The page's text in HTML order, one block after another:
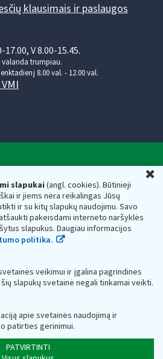
slapukai(angl. cookies). Būtinieji
ir jiems nėra reikalingas Jūsų
ir su kitų slapukų naudojimu. Savo
pakeisdami interneto naršyklės
slapukus. Daugiau informacijos
politika.
veikimui ir įgalina pagrindines
slapukų svetainė negali tinkamai veikti.
apie svetainės naudojimą ir
patirties gerinimui.
PATVIRTINTI
klausimais ir paslaugos
V 8.00-15.45.
valanda trumpiau.
8.00 val. - 12.00 val.
ministerijos
asmens kodas — 188659752,
14, 01107 Vilnius, Lietuva, el.paštas:
adresas 188659752
inspekciją prie Lietuvos
kaupiami ir saugomi Juridinių